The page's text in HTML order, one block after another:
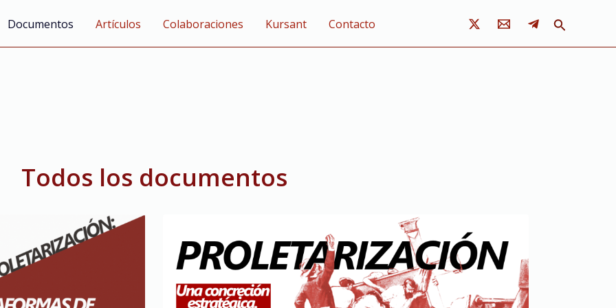
Documentos Artículos Colaboraciones Kursant Contacto Buscar
Todos los documentos